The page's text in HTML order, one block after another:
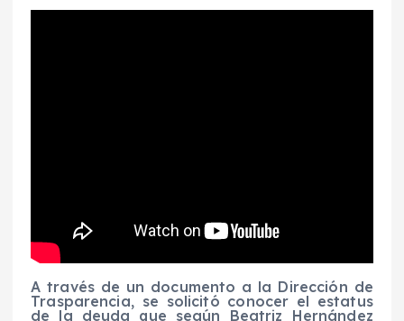
A través de un documento a la Dirección de
Trasparencia, se solicitó conocer el estatus
de la deuda que según Beatriz Hernández